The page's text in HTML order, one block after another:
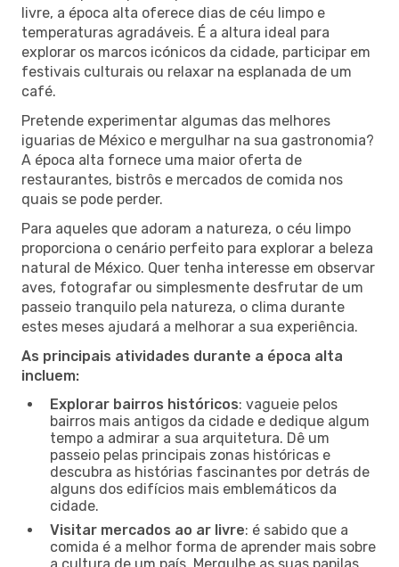
livre, a época alta oferece dias de céu limpo e
temperaturas agradáveis. É a altura ideal para
explorar os marcos icónicos da cidade, participar em
festivais culturais ou relaxar na esplanada de um
café.
Pretende experimentar algumas das melhores
iguarias de México e mergulhar na sua gastronomia?
A época alta fornece uma maior oferta de
restaurantes, bistrôs e mercados de comida nos
quais se pode perder.
Para aqueles que adoram a natureza, o céu limpo
proporciona o cenário perfeito para explorar a beleza
natural de México. Quer tenha interesse em observar
aves, fotografar ou simplesmente desfrutar de um
passeio tranquilo pela natureza, o clima durante
estes meses ajudará a melhorar a sua experiência.
As principais atividades durante a época alta
incluem:
Explorar bairros históricos: vagueie pelos
bairros mais antigos da cidade e dedique algum
tempo a admirar a sua arquitetura. Dê um
passeio pelas principais zonas históricas e
descubra as histórias fascinantes por detrás de
alguns dos edifícios mais emblemáticos da
cidade.
Visitar mercados ao ar livre: é sabido que a
comida é a melhor forma de aprender mais sobre